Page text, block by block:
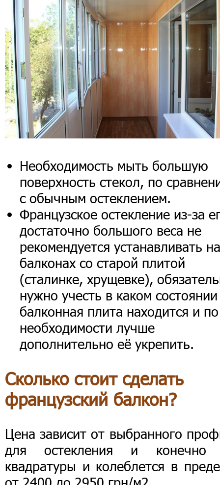
Необходимость мыть большую
поверхность стекол, по
с обычным остеклением.
Французское остекление из-за
достаточно большого веса не
рекомендуется устанавливать на
балконах со старой плитой
(сталинке, хрущевке),
нужно учесть в каком состоянии
балконная плита находится и по
необходимости лучше
дополнительно её укрепить.
Сколько стоит сделать
французский балкон?
Цена зависит от выбранного
для остекления и
квадратуры и колеблется в